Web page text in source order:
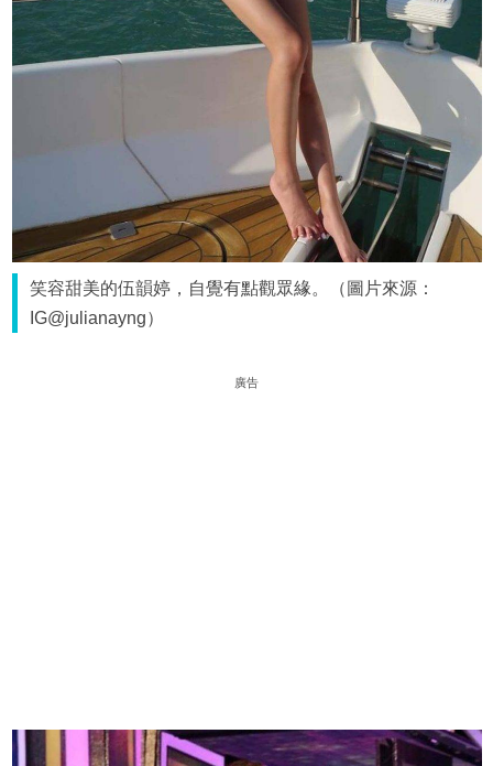
笑容甜美的伍韻婷，自覺有點觀眾緣。（圖片來源：
IG@julianayng）
廣告